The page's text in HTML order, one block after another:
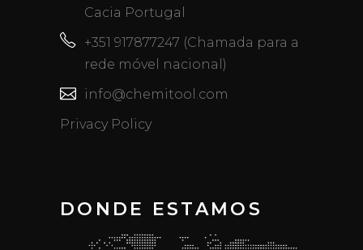
Cacia Portugal
+351 917877247 (Chamada para a
rede móvel nacional)
info@chemitool.com
Privacy Policy
DONDE ESTAMOS